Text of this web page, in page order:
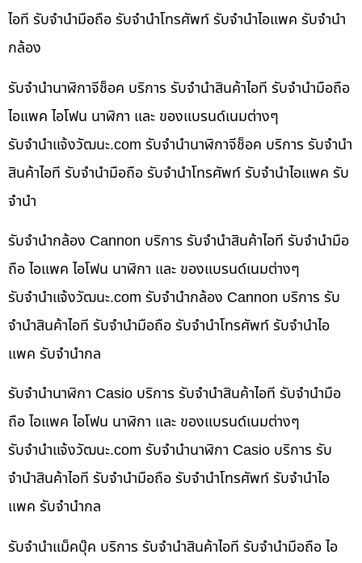
ไอที รับจำนำมือถือ รับจำนำโทรศัพท์ รับจำนำไอแพค รับจำนำ
กล้อง
รับจำนำนาฬิกาจีช็อค บริการ รับจำนำสินค้าไอที รับจำนำมือถือ
ไอแพค ไอโฟน นาฬิกา และ ของแบรนด์เนมต่างๆ
รับจํานําแจ้งวัฒนะ.com รับจำนำนาฬิกาจีช็อค บริการ รับจำนำ
สินค้าไอที รับจำนำมือถือ รับจำนำโทรศัพท์ รับจำนำไอแพค รับ
จำนำ
รับจำนำกล้อง Cannon บริการ รับจำนำสินค้าไอที รับจำนำมือ
ถือ ไอแพค ไอโฟน นาฬิกา และ ของแบรนด์เนมต่างๆ
รับจํานําแจ้งวัฒนะ.com รับจำนำกล้อง Cannon บริการ รับ
จำนำสินค้าไอที รับจำนำมือถือ รับจำนำโทรศัพท์ รับจำนำไอ
แพค รับจำนำกล
รับจำนำนาฬิกา Casio บริการ รับจำนำสินค้าไอที รับจำนำมือ
ถือ ไอแพค ไอโฟน นาฬิกา และ ของแบรนด์เนมต่างๆ
รับจํานําแจ้งวัฒนะ.com รับจำนำนาฬิกา Casio บริการ รับ
จำนำสินค้าไอที รับจำนำมือถือ รับจำนำโทรศัพท์ รับจำนำไอ
แพค รับจำนำกล
รับจำนำแม็คบุ๊ค บริการ รับจำนำสินค้าไอที รับจำนำมือถือ ไอ